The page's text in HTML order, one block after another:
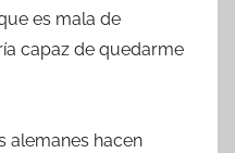
es mala de
capaz de quedarme
alemanes hacen